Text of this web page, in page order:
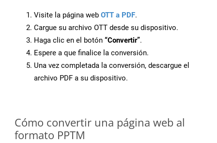
Visite la página web OTT a PDF.
Cargue su archivo OTT desde su dispositivo.
Haga clic en el botón “Convertir”.
Espere a que finalice la conversión.
Una vez completada la conversión, descargue el
archivo PDF a su dispositivo.
Cómo convertir una página web al
formato PPTM